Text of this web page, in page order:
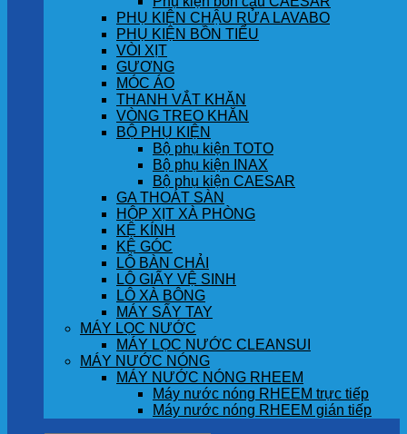
PHỤ KIỆN CHẬU RỬA LAVABO
PHỤ KIỆN BỒN TIỂU
VÒI XỊT
GƯƠNG
MÓC ÁO
THANH VẮT KHĂN
VÒNG TREO KHĂN
BỘ PHỤ KIỆN
Bộ phụ kiện TOTO
Bộ phụ kiện INAX
Bộ phụ kiện CAESAR
GA THOÁT SÀN
HỘP XỊT XÀ PHÒNG
KỆ KÍNH
KỆ GÓC
LÔ BÀN CHẢI
LÔ GIẤY VỆ SINH
LÔ XÀ BÔNG
MÁY SẤY TAY
MÁY LỌC NƯỚC
MÁY LỌC NƯỚC CLEANSUI
MÁY NƯỚC NÓNG
MÁY NƯỚC NÓNG RHEEM
Máy nước nóng RHEEM trực tiếp
Máy nước nóng RHEEM gián tiếp